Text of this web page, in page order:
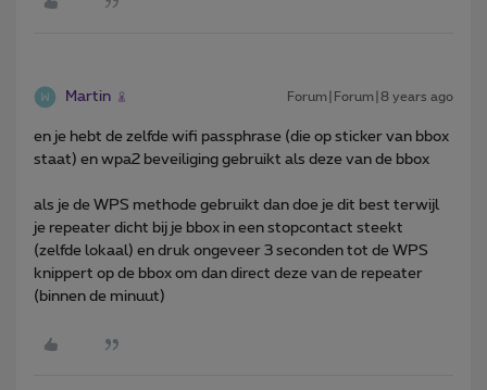
Martin Forum|Forum|8 years ago
en je hebt de zelfde wifi passphrase (die op sticker van bbox
staat) en wpa2 beveiliging gebruikt als deze van de bbox
als je de WPS methode gebruikt dan doe je dit best terwijl
je repeater dicht bij je bbox in een stopcontact steekt
(zelfde lokaal) en druk ongeveer 3 seconden tot de WPS
knippert op de bbox om dan direct deze van de repeater
(binnen de minuut)